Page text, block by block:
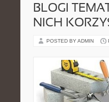
BLOGI
NICH
POSTED BY ADMIN